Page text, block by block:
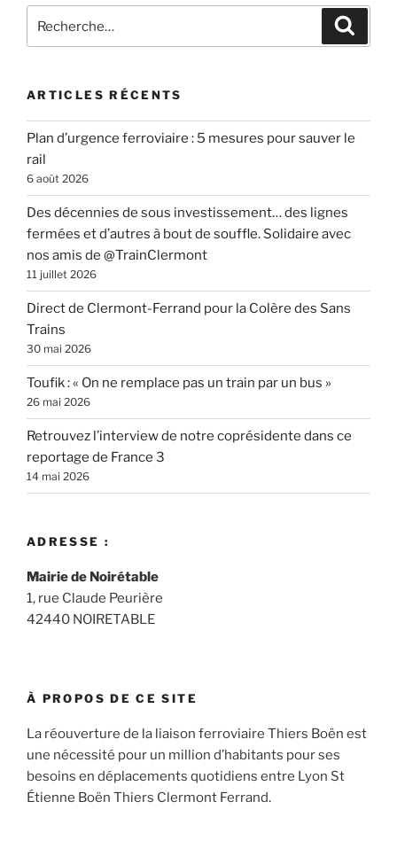
pour
ARTICLES RÉCENTS
Plan d’urgence ferroviaire : 5 mesures pour sauver le
rail
6 août 2026
Des décennies de sous investissement… des lignes
fermées et d’autres à bout de souffle. Solidaire avec
nos amis de @TrainClermont
11 juillet 2026
Direct de Clermont-Ferrand pour la Colère des Sans
Trains
30 mai 2026
Toufik : « On ne remplace pas un train par un bus »
26 mai 2026
Retrouvez l’interview de notre coprésidente dans ce
reportage de France 3
14 mai 2026
ADRESSE :
Mairie de Noirétable
1, rue Claude Peurière
42440 NOIRETABLE
À PROPOS DE CE SITE
La réouverture de la liaison ferroviaire Thiers Boën est
une nécessité pour un million d’habitants pour ses
besoins en déplacements quotidiens entre Lyon St
Étienne Boën Thiers Clermont Ferrand.